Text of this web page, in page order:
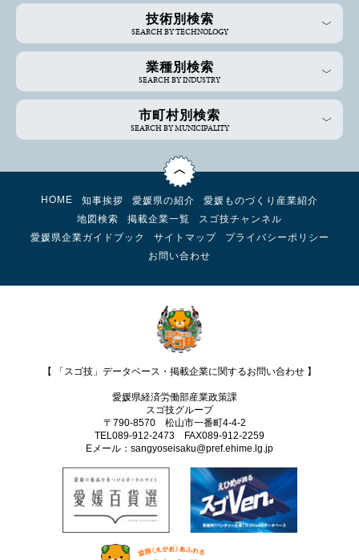
技術別検索
SEARCH BY TECHNOLOGY
業種別検索
SEARCH BY INDUSTRY
市町村別検索
SEARCH BY MUNICIPALITY
HOME 知事挨拶 愛媛県の紹介
愛媛ものづくり産業紹介
地図検索
掲載企業一覧
スゴ技チャンネル
愛媛県企業ガイドブック
サイトマップ
プライバシーポリシー
お問い合わせ
【 「スゴ技」データベース・掲載企業に関するお問い合わせ 】
愛媛県経済労働部産業政策課
スゴ技グループ
〒790-8570 松山市一番町4-4-2
TEL089-912-2473 FAX089‐912-2259
Eメール：sangyoseisaku@pref.ehime.lg.jp